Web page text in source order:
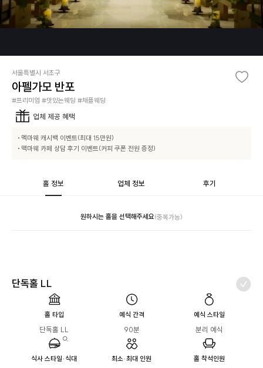
서울특별시 서초구
아펠가모 반포
#프리미엄 #맛있는웨딩 #채플웨딩
업체 제공 혜택
• 멕마웨 캐시백 이벤트(최대 15만원)
• 맥마웨 카페 상담 후기 이벤트(커피 쿠폰 전원 증정)
홀 정보 업체 정보 후기
원하시는 홀을 선택해주세요(중복가능)
단독홀 LL
홀 타입
단독홀 LL
예식 간격
90분
예식 스타일
분리 예식
식사 스타일·식대 최소·최대 인원 홀 착석인원